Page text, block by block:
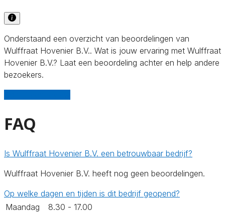
Onderstaand een overzicht van beoordelingen van
Wulffraat Hovenier B.V.. Wat is jouw ervaring met Wulffraat
Hovenier B.V.? Laat een beoordeling achter en help andere
bezoekers.
FAQ
Is Wulffraat Hovenier B.V. een betrouwbaar bedrijf?
Wulffraat Hovenier B.V. heeft nog geen beoordelingen.
Op welke dagen en tijden is dit bedrijf geopend?
Maandag
8.30 - 17.00